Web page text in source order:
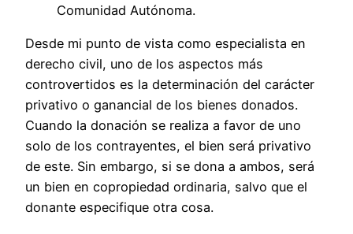
Comunidad Autónoma.
Desde mi punto de vista como especialista en
derecho civil, uno de los aspectos más
controvertidos es la determinación del carácter
privativo o ganancial de los bienes donados.
Cuando la donación se realiza a favor de uno
solo de los contrayentes, el bien será privativo
de este. Sin embargo, si se dona a ambos, será
un bien en copropiedad ordinaria, salvo que el
donante especifique otra cosa.